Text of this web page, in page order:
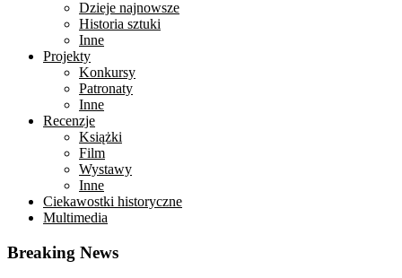
Dzieje najnowsze
Historia sztuki
Inne
Projekty
Konkursy
Patronaty
Inne
Recenzje
Książki
Film
Wystawy
Inne
Ciekawostki historyczne
Multimedia
Breaking News